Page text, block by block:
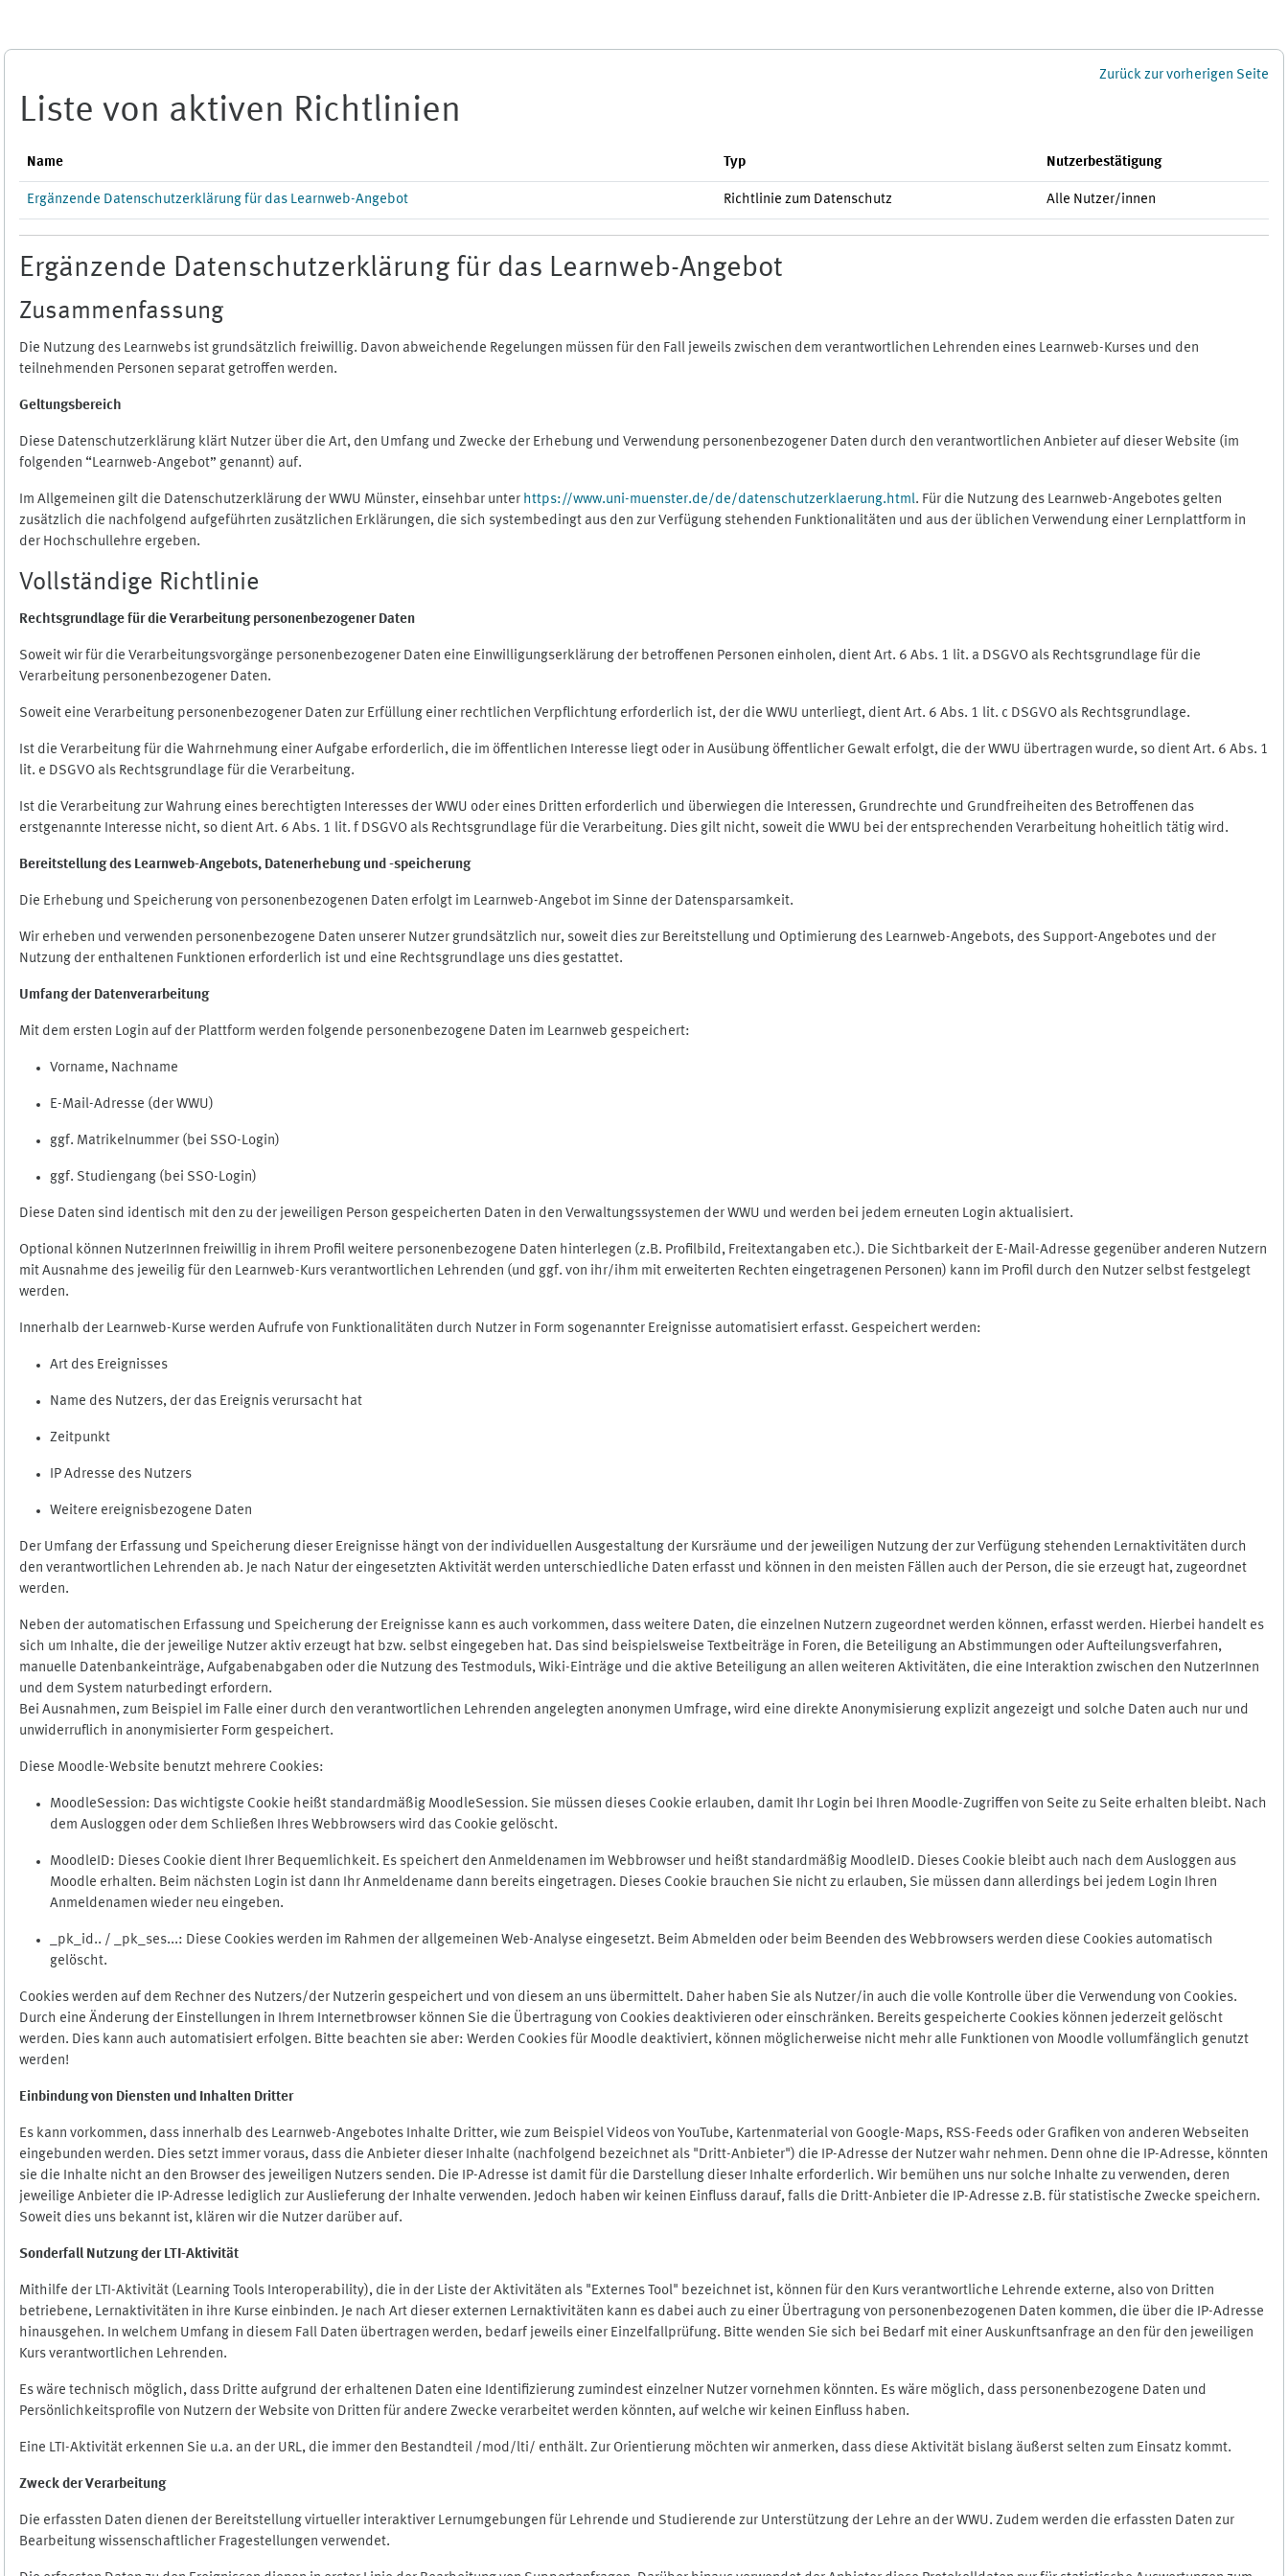
Zurück zur vorherigen Seite
Liste von aktiven Richtlinien
Name Typ Nutzerbestätigung
Ergänzende Datenschutzerklärung für das Learnweb-Angebot Richtlinie zum Datenschutz Alle Nutzer/innen
Ergänzende Datenschutzerklärung für das Learnweb-Angebot
Zusammenfassung
Die Nutzung des Learnwebs ist grundsätzlich freiwillig. Davon abweichende Regelungen müssen für den Fall jeweils zwischen dem verantwortlichen Lehrenden eines Learnweb-Kurses und den
teilnehmenden Personen separat getroffen werden.
Geltungsbereich
Diese Datenschutzerklärung klärt Nutzer über die Art, den Umfang und Zwecke der Erhebung und Verwendung personenbezogener Daten durch den verantwortlichen Anbieter auf dieser Website (im
folgenden “Learnweb-Angebot” genannt) auf.
Im Allgemeinen gilt die Datenschutzerklärung der WWU Münster, einsehbar unter https://www.uni-muenster.de/de/datenschutzerklaerung.html. Für die Nutzung des Learnweb-Angebotes gelten
zusätzlich die nachfolgend aufgeführten zusätzlichen Erklärungen, die sich systembedingt aus den zur Verfügung stehenden Funktionalitäten und aus der üblichen Verwendung einer Lernplattform in
der Hochschullehre ergeben.
Vollständige Richtlinie
Rechtsgrundlage für die Verarbeitung personenbezogener Daten
Soweit wir für die Verarbeitungsvorgänge personenbezogener Daten eine Einwilligungserklärung der betroffenen Personen einholen, dient Art. 6 Abs. 1 lit. a DSGVO als Rechtsgrundlage für die
Verarbeitung personenbezogener Daten.
Soweit eine Verarbeitung personenbezogener Daten zur Erfüllung einer rechtlichen Verpflichtung erforderlich ist, der die WWU unterliegt, dient Art. 6 Abs. 1 lit. c DSGVO als Rechtsgrundlage.
Ist die Verarbeitung für die Wahrnehmung einer Aufgabe erforderlich, die im öffentlichen Interesse liegt oder in Ausübung öffentlicher Gewalt erfolgt, die der WWU übertragen wurde, so dient Art. 6 Abs. 1
lit. e DSGVO als Rechtsgrundlage für die Verarbeitung.
Ist die Verarbeitung zur Wahrung eines berechtigten Interesses der WWU oder eines Dritten erforderlich und überwiegen die Interessen, Grundrechte und Grundfreiheiten des Betroffenen das
erstgenannte Interesse nicht, so dient Art. 6 Abs. 1 lit. f DSGVO als Rechtsgrundlage für die Verarbeitung. Dies gilt nicht, soweit die WWU bei der entsprechenden Verarbeitung hoheitlich tätig wird.
Bereitstellung des Learnweb-Angebots, Datenerhebung und -speicherung
Die Erhebung und Speicherung von personenbezogenen Daten erfolgt im Learnweb-Angebot im Sinne der Datensparsamkeit.
Wir erheben und verwenden personenbezogene Daten unserer Nutzer grundsätzlich nur, soweit dies zur Bereitstellung und Optimierung des Learnweb-Angebots, des Support-Angebotes und der
Nutzung der enthaltenen Funktionen erforderlich ist und eine Rechtsgrundlage uns dies gestattet.
Umfang der Datenverarbeitung
Mit dem ersten Login auf der Plattform werden folgende personenbezogene Daten im Learnweb gespeichert:
Vorname, Nachname
E-Mail-Adresse (der WWU)
ggf. Matrikelnummer (bei SSO-Login)
ggf. Studiengang (bei SSO-Login)
Diese Daten sind identisch mit den zu der jeweiligen Person gespeicherten Daten in den Verwaltungssystemen der WWU und werden bei jedem erneuten Login aktualisiert.
Optional können NutzerInnen freiwillig in ihrem Profil weitere personenbezogene Daten hinterlegen (z.B. Profilbild, Freitextangaben etc.). Die Sichtbarkeit der E-Mail-Adresse gegenüber anderen Nutzern
mit Ausnahme des jeweilig für den Learnweb-Kurs verantwortlichen Lehrenden (und ggf. von ihr/ihm mit erweiterten Rechten eingetragenen Personen) kann im Profil durch den Nutzer selbst festgelegt
werden.
Innerhalb der Learnweb-Kurse werden Aufrufe von Funktionalitäten durch Nutzer in Form sogenannter Ereignisse automatisiert erfasst. Gespeichert werden:
Art des Ereignisses
Name des Nutzers, der das Ereignis verursacht hat
Zeitpunkt
IP Adresse des Nutzers
Weitere ereignisbezogene Daten
Der Umfang der Erfassung und Speicherung dieser Ereignisse hängt von der individuellen Ausgestaltung der Kursräume und der jeweiligen Nutzung der zur Verfügung stehenden Lernaktivitäten durch
den verantwortlichen Lehrenden ab. Je nach Natur der eingesetzten Aktivität werden unterschiedliche Daten erfasst und können in den meisten Fällen auch der Person, die sie erzeugt hat, zugeordnet
werden.
Neben der automatischen Erfassung und Speicherung der Ereignisse kann es auch vorkommen, dass weitere Daten, die einzelnen Nutzern zugeordnet werden können, erfasst werden. Hierbei handelt es
sich um Inhalte, die der jeweilige Nutzer aktiv erzeugt hat bzw. selbst eingegeben hat. Das sind beispielsweise Textbeiträge in Foren, die Beteiligung an Abstimmungen oder Aufteilungsverfahren,
manuelle Datenbankeinträge, Aufgabenabgaben oder die Nutzung des Testmoduls, Wiki-Einträge und die aktive Beteiligung an allen weiteren Aktivitäten, die eine Interaktion zwischen den NutzerInnen
und dem System naturbedingt erfordern.
Bei Ausnahmen, zum Beispiel im Falle einer durch den verantwortlichen Lehrenden angelegten anonymen Umfrage, wird eine direkte Anonymisierung explizit angezeigt und solche Daten auch nur und
unwiderruflich in anonymisierter Form gespeichert.
Diese Moodle-Website benutzt mehrere Cookies:
MoodleSession: Das wichtigste Cookie heißt standardmäßig MoodleSession. Sie müssen dieses Cookie erlauben, damit Ihr Login bei Ihren Moodle-Zugriffen von Seite zu Seite erhalten bleibt. Nach
dem Ausloggen oder dem Schließen Ihres Webbrowsers wird das Cookie gelöscht.
MoodleID: Dieses Cookie dient Ihrer Bequemlichkeit. Es speichert den Anmeldenamen im Webbrowser und heißt standardmäßig MoodleID. Dieses Cookie bleibt auch nach dem Ausloggen aus
Moodle erhalten. Beim nächsten Login ist dann Ihr Anmeldename dann bereits eingetragen. Dieses Cookie brauchen Sie nicht zu erlauben, Sie müssen dann allerdings bei jedem Login Ihren
Anmeldenamen wieder neu eingeben.
_pk_id.. / _pk_ses...: Diese Cookies werden im Rahmen der allgemeinen Web-Analyse eingesetzt. Beim Abmelden oder beim Beenden des Webbrowsers werden diese Cookies automatisch
gelöscht.
Cookies werden auf dem Rechner des Nutzers/der Nutzerin gespeichert und von diesem an uns übermittelt. Daher haben Sie als Nutzer/in auch die volle Kontrolle über die Verwendung von Cookies.
Durch eine Änderung der Einstellungen in Ihrem Internetbrowser können Sie die Übertragung von Cookies deaktivieren oder einschränken. Bereits gespeicherte Cookies können jederzeit gelöscht
werden. Dies kann auch automatisiert erfolgen. Bitte beachten sie aber: Werden Cookies für Moodle deaktiviert, können möglicherweise nicht mehr alle Funktionen von Moodle vollumfänglich genutzt
werden!
Einbindung von Diensten und Inhalten Dritter
Es kann vorkommen, dass innerhalb des Learnweb-Angebotes Inhalte Dritter, wie zum Beispiel Videos von YouTube, Kartenmaterial von Google-Maps, RSS-Feeds oder Grafiken von anderen Webseiten
eingebunden werden. Dies setzt immer voraus, dass die Anbieter dieser Inhalte (nachfolgend bezeichnet als "Dritt-Anbieter") die IP-Adresse der Nutzer wahr nehmen. Denn ohne die IP-Adresse, könnten
sie die Inhalte nicht an den Browser des jeweiligen Nutzers senden. Die IP-Adresse ist damit für die Darstellung dieser Inhalte erforderlich. Wir bemühen uns nur solche Inhalte zu verwenden, deren
jeweilige Anbieter die IP-Adresse lediglich zur Auslieferung der Inhalte verwenden. Jedoch haben wir keinen Einfluss darauf, falls die Dritt-Anbieter die IP-Adresse z.B. für statistische Zwecke speichern.
Soweit dies uns bekannt ist, klären wir die Nutzer darüber auf.
Sonderfall Nutzung der LTI-Aktivität
Mithilfe der LTI-Aktivität (Learning Tools Interoperability), die in der Liste der Aktivitäten als "Externes Tool" bezeichnet ist, können für den Kurs verantwortliche Lehrende externe, also von Dritten
betriebene, Lernaktivitäten in ihre Kurse einbinden. Je nach Art dieser externen Lernaktivitäten kann es dabei auch zu einer Übertragung von personenbezogenen Daten kommen, die über die IP-Adresse
hinausgehen. In welchem Umfang in diesem Fall Daten übertragen werden, bedarf jeweils einer Einzelfallprüfung. Bitte wenden Sie sich bei Bedarf mit einer Auskunftsanfrage an den für den jeweiligen
Kurs verantwortlichen Lehrenden.
Es wäre technisch möglich, dass Dritte aufgrund der erhaltenen Daten eine Identifizierung zumindest einzelner Nutzer vornehmen könnten. Es wäre möglich, dass personenbezogene Daten und
Persönlichkeitsprofile von Nutzern der Website von Dritten für andere Zwecke verarbeitet werden könnten, auf welche wir keinen Einfluss haben.
Eine LTI-Aktivität erkennen Sie u.a. an der URL, die immer den Bestandteil /mod/lti/ enthält. Zur Orientierung möchten wir anmerken, dass diese Aktivität bislang äußerst selten zum Einsatz kommt.
Zweck der Verarbeitung
Die erfassten Daten dienen der Bereitstellung virtueller interaktiver Lernumgebungen für Lehrende und Studierende zur Unterstützung der Lehre an der WWU. Zudem werden die erfassten Daten zur
Bearbeitung wissenschaftlicher Fragestellungen verwendet.